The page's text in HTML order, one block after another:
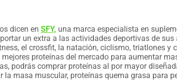
dicen en SFY, una marca especialista en
un extra a las actividades deportivas de
el crossfit, la natación, ciclismo, triatlones y
proteínas del mercado para aumentar
podrás comprar proteínas al por mayor
masa muscular, proteínas quema grasa para